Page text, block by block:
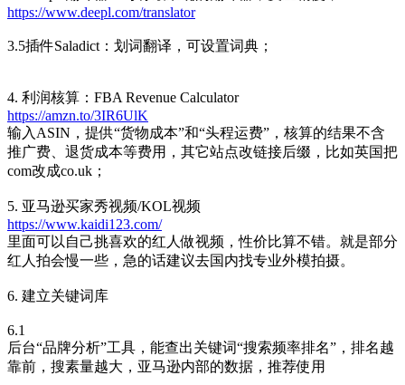
https://www.deepl.com/translator
3.5插件Saladict：划词翻译，可设置词典；
4. 利润核算：FBA Revenue Calculator
https://amzn.to/3IR6UlK
输入ASIN，提供“货物成本”和“头程运费”，核算的结果不含
推广费、退货成本等费用，其它站点改链接后缀，比如英国把
com改成co.uk；
5. 亚马逊买家秀视频/KOL视频
https://www.kaidi123.com/
里面可以自己挑喜欢的红人做视频，性价比算不错。就是部分
红人拍会慢一些，急的话建议去国内找专业外模拍摄。
6. 建立关键词库
6.1
后台“品牌分析”工具，能查出关键词“搜索频率排名”，排名越
靠前，搜素量越大，亚马逊内部的数据，推荐使用